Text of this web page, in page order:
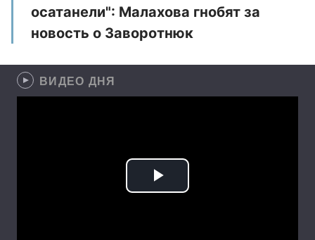
осатанели": Малахова гнобят за
новость о Заворотнюк
ВИДЕО ДНЯ